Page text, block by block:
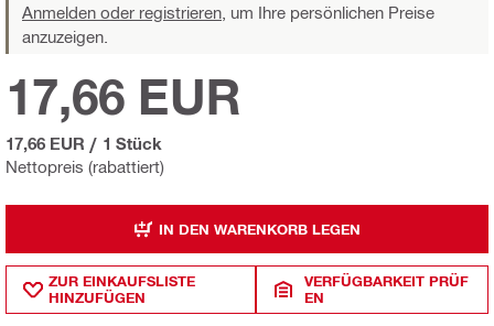
Anmelden oder registrieren, um Ihre persönlichen Preise
anzuzeigen.
Nettopreis (rabattiert)
17,66 EUR
17,66 EUR / 1 Stück
IN DEN WARENKORB LEGEN
ZUR EINKAUFSLISTE
HINZUFÜGEN
VERFÜGBARKEIT PRÜF
EN